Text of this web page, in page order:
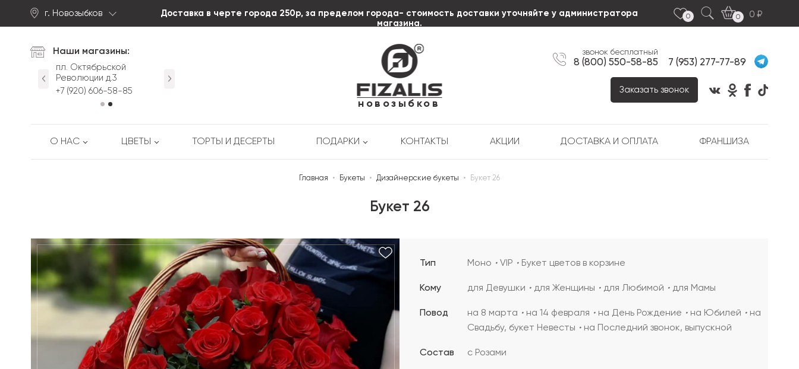
Доставка в черте города 250р, за пределом города- стоимость доставки уточняйте у администратора
магазина.
г. Новозыбков 0 0
0
новозыбков
Наши магазины:
пл. Октябрьской
Революции д.3
+7 (920) 606-58-85
+7 (920) 605-53-88
8 (800) 550-58-85
звонок бесплатный
7 (953) 277-77-89
Заказать звонок
О НАС ЦВЕТЫ ТОРТЫ И ДЕСЕРТЫ ПОДАРКИ КОНТАКТЫ АКЦИИ ДОСТАВКА И ОПЛАТА ФРАНШИЗА
Главная • Букеты • Дизайнерские букеты • Букет 26
Букет 26
Тип Моно VIP Букет цветов в корзине
Кому для Девушки для Женщины для Любимой для Мамы
Повод на 8 марта на 14 февраля на День Рождение на Юбилей
на
Свадьбу, букет Невесты
на Последний звонок, выпускной
Состав с Розами